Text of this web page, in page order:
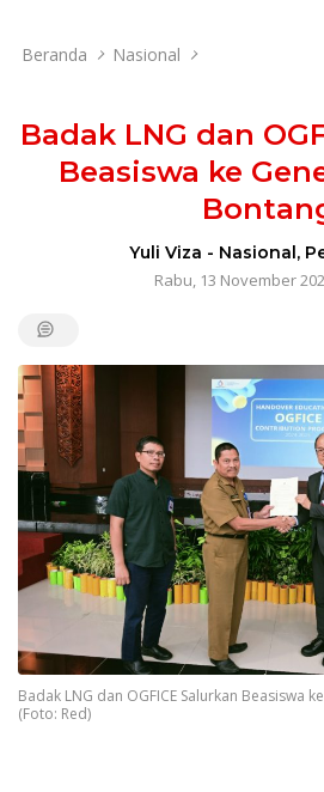
Beranda Nasional
Badak LNG dan
Beasiswa ke
Yuli Viza - Nasional,
Rabu, 13 November
Badak LNG dan OGFICE Salurkan Beasiswa
(Foto: Red)